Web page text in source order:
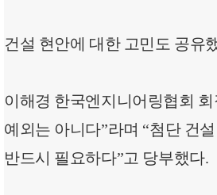
건설 현안에 대한 고민도 공유
이해경 한국엔지니어링협회
예외는 아니다”라며 “첨단 건
반드시 필요하다”고 당부했다.